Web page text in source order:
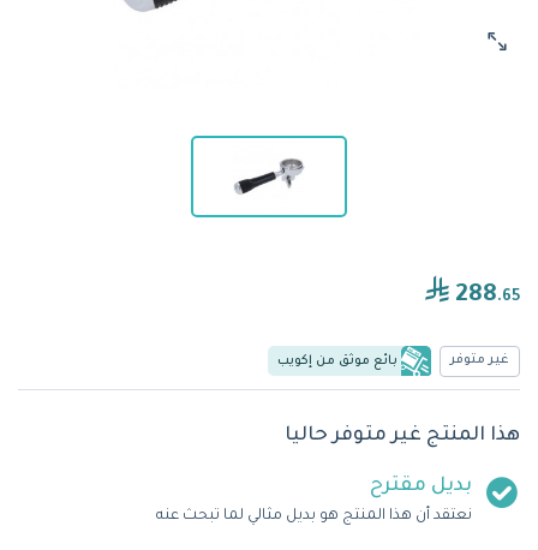
288.65
غير متوفر بائع موثق من إكويب
هذا المنتج غير متوفر حاليا
بديل مقترح
نعتقد أن هذا المنتج هو بديل مثالي لما تبحث عنه